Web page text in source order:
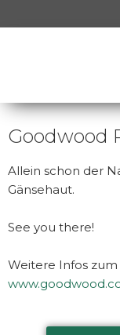
Goodwood
Allein schon der
Gänsehaut.
See you there!
Weitere Infos